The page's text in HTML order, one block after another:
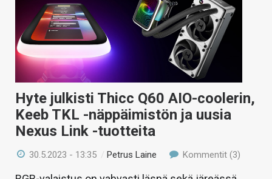
HINTA.FI
KAUPPA
VAIHDA TEEMA
HAKU
Hyte julkisti Thicc Q60 AIO-coolerin,
Keeb TKL -näppäimistön ja uusia
Nexus Link -tuotteita
30.5.2023 - 13:35 /Petrus Laine Kommentit (3)